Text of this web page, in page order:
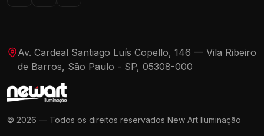
Av. Cardeal Santiago Luís Copello, 146 — Vila Ribeiro
de Barros, São Paulo - SP, 05308-000
© 2026 — Todos os direitos reservados New Art Iluminação